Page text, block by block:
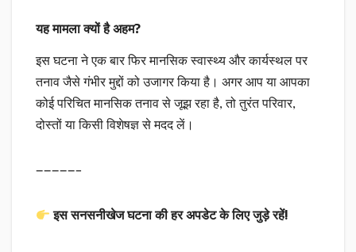
यह मामला क्यों है अहम?
इस घटना ने एक बार फिर मानसिक स्वास्थ्य और कार्यस्थल पर
तनाव जैसे गंभीर मुद्दों को उजागर किया है। अगर आप या आपका
कोई परिचित मानसिक तनाव से जूझ रहा है, तो तुरंत परिवार,
दोस्तों या किसी विशेषज्ञ से मदद लें।
—————–
इस सनसनीखेज घटना की हर अपडेट के लिए जुड़े रहें!